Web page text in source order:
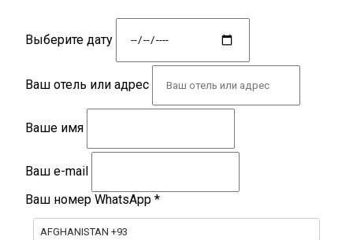
Выберите дату
Ваш отель или адрес
Ваше имя
Ваш e-mail
Ваш номер WhatsApp *
AFGHANISTAN +93